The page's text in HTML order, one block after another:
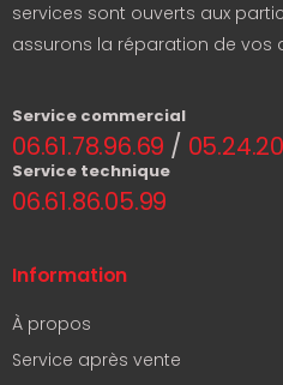
services sont ouverts aux
assurons la réparation de vos
Service commercial
06.61.78.96.69 /
Service technique
06.61.86.05.99
Information
À propos
Service après vente